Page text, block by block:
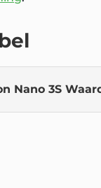
Nano 3S